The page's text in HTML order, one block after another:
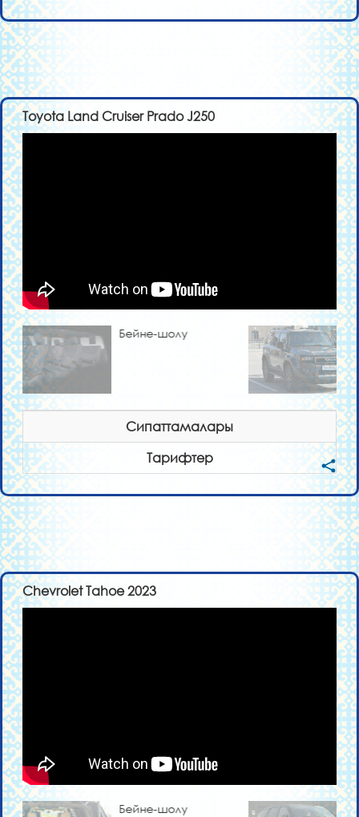
Toyota Land Cruiser Prado J250
Бейне-шолу
Сипаттамалары
Тарифтер
Chevrolet Tahoe 2023
Бейне-шолу